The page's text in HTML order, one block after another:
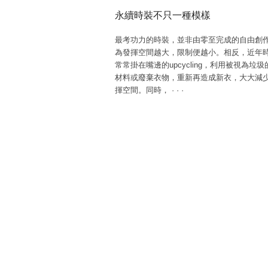
永續時裝不只一種模樣
最考功力的時裝，並非由零至完成的自由創
為發揮空間越大，限制便越小。相反，近年
常常掛在嘴邊的upcycling，利用被視為垃圾
材料或廢棄衣物，重新再造成新衣，大大減
揮空間。同時， · · ·